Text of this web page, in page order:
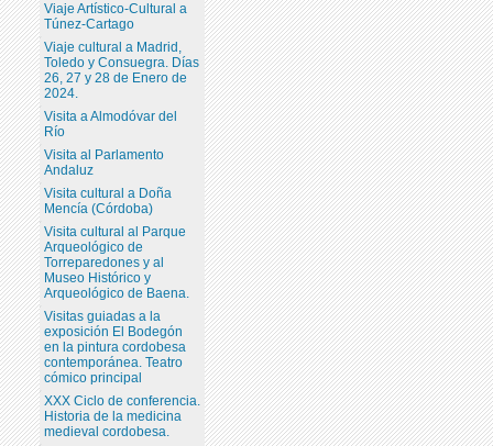
Viaje Artístico-Cultural a
Túnez-Cartago
Viaje cultural a Madrid,
Toledo y Consuegra. Días
26, 27 y 28 de Enero de
2024.
Visita a Almodóvar del
Río
Visita al Parlamento
Andaluz
Visita cultural a Doña
Mencía (Córdoba)
Visita cultural al Parque
Arqueológico de
Torreparedones y al
Museo Histórico y
Arqueológico de Baena.
Visitas guiadas a la
exposición El Bodegón
en la pintura cordobesa
contemporánea. Teatro
cómico principal
XXX Ciclo de conferencia.
Historia de la medicina
medieval cordobesa.